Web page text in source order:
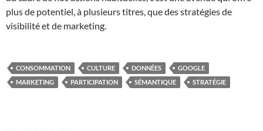
plus de potentiel, à plusieurs titres, que des stratégies de
visibilité et de marketing.
CONSOMMATION CULTURE DONNÉES
GOOGLE
MARKETING
PARTICIPATION SÉMANTIQUE STRATÉGIE